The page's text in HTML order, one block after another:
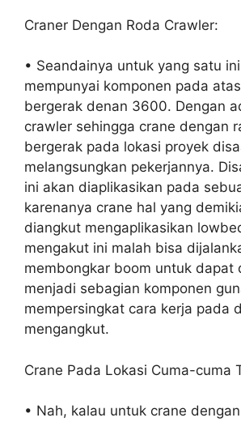
Craner Dengan Roda Crawler:
• Seandainya untuk yang satu
mempunyai komponen pada
bergerak denan 3600. Dengan
crawler sehingga crane dengan
bergerak pada lokasi proyek
melangsungkan pekerjannya.
ini akan diaplikasikan pada
karenanya crane hal yang
diangkut mengaplikasikan
mengakut ini malah bisa
membongkar boom untuk dapat
menjadi sebagian komponen
mempersingkat cara kerja pada
mengangkut.
Crane Pada Lokasi Cuma-cuma
• Nah, kalau untuk crane